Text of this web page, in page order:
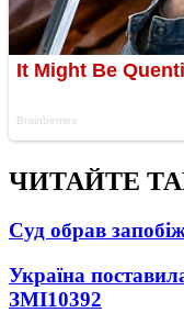
ЧИТАЙТЕ
Суд обрав
Україна
ЗМІ10392